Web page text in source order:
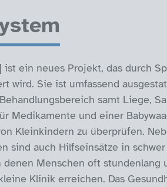
ist ein neues Projekt, das durch
wird. Sie ist umfassend
samt Liege,
Medikamente und einer
Kleinkindern zu überprüfen.
sind auch Hilfseinsätze in
denen Menschen oft stundenlang
Klinik erreichen. Das